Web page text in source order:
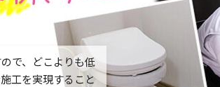
で、どこよりも低
工を実現すること